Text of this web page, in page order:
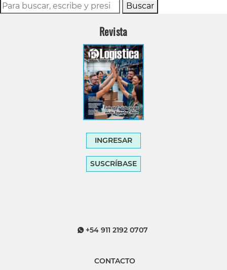
Buscar
Revista
INGRESAR
SUSCRÍBASE
+54 911 2192 0707
CONTACTO